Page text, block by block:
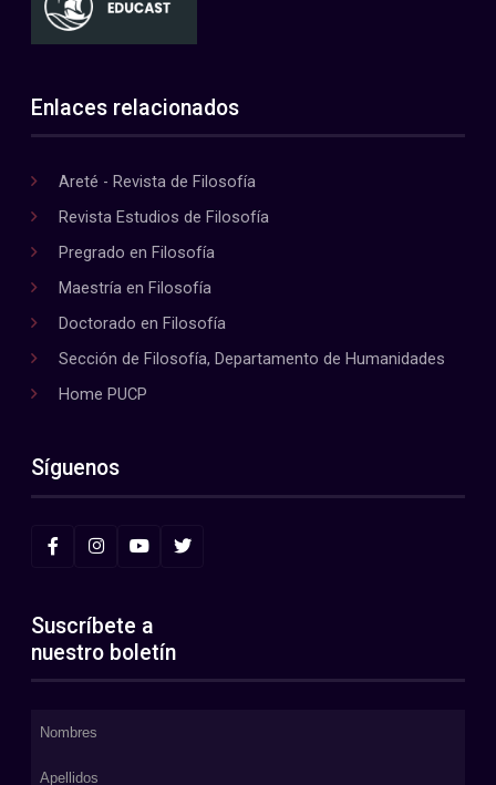
Enlaces relacionados
Areté - Revista de Filosofía
Revista Estudios de Filosofía
Pregrado en Filosofía
Maestría en Filosofía
Doctorado en Filosofía
Sección de Filosofía, Departamento de Humanidades
Home PUCP
Síguenos
Suscríbete a
nuestro boletín